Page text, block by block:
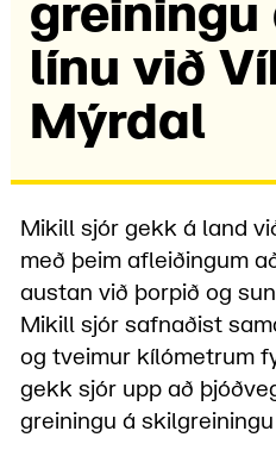
línu við
Mýrdal
Mikill sjór gekk á land
með þeim afleiðingum
austan við þorpið og
Mikill sjór safnaðist
og tveimur kílómetrum
gekk sjór upp að
greiningu á